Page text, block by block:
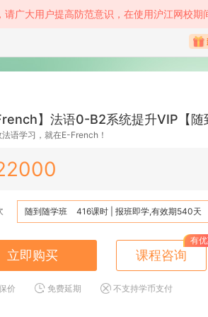
广大用户提高防范意识，在使用沪江网校期
】法语0-B2系统提升VIP【随
语学习，就在E-French！
随到随学班 416课时 | 报班即学,有效期540天
立即购买 课程咨询
有
价 免费延期 不支持学币支付